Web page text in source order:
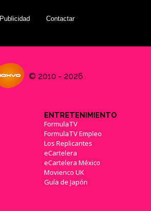
Publicidad Contactar
© 2010 - 2026
ENTRETENIMIENTO
FormulaTV
FormulaTV Empleo
Los Replicantes
eCartelera
eCartelera México
Movienco UK
Guía de Japón